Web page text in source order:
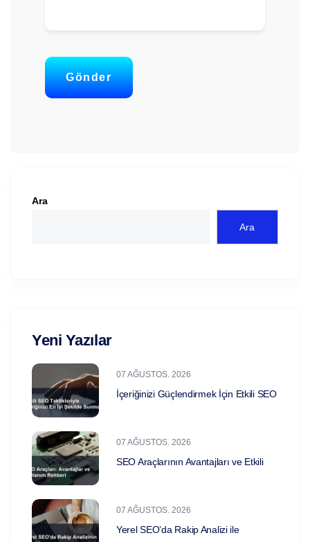
Gönder
Ara
Ara
Yeni Yazılar
07 AĞUSTOS. 2026
İçeriğinizi Güçlendirmek İçin Etkili SEO
07 AĞUSTOS. 2026
SEO Araçlarının Avantajları ve Etkili
07 AĞUSTOS. 2026
Yerel SEO’da Rakip Analizi ile